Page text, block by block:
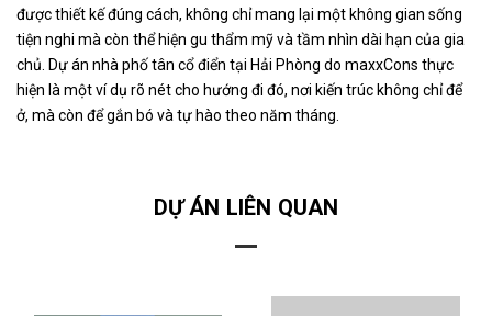
được thiết kế đúng cách, không chỉ mang lại một không gian sống
tiện nghi mà còn thể hiện gu thẩm mỹ và tầm nhìn dài hạn của gia
chủ. Dự án nhà phố tân cổ điển tại Hải Phòng do maxxCons thực
hiện là một ví dụ rõ nét cho hướng đi đó, nơi kiến trúc không chỉ để
ở, mà còn để gắn bó và tự hào theo năm tháng.
DỰ ÁN LIÊN QUAN